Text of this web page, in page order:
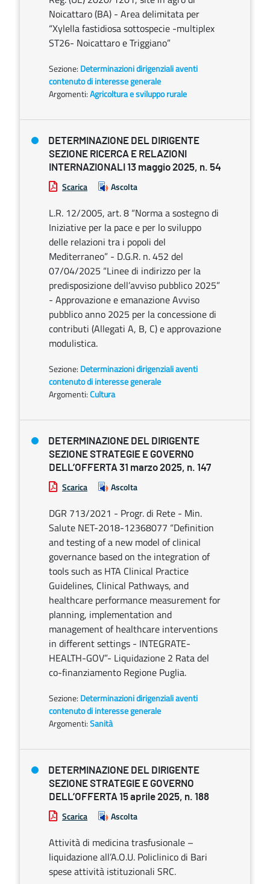
Noicattaro (BA) - Area delimitata per
“Xylella fastidiosa sottospecie -multiplex
ST26- Noicattaro e Triggiano”
Sezione: Determinazioni dirigenziali aventi
contenuto di interesse generale
Argomenti:Agricoltura e sviluppo rurale
DETERMINAZIONE DEL DIRIGENTE
SEZIONE RICERCA E RELAZIONI
INTERNAZIONALI 13 maggio 2025, n. 54
Scarica Ascolta
L.R. 12/2005, art. 8 “Norma a sostegno di
Iniziative per la pace e per lo sviluppo
delle relazioni tra i popoli del
Mediterraneo” - D.G.R. n. 452 del
07/04/2025 “Linee di indirizzo per la
predisposizione dell’avviso pubblico 2025”
- Approvazione e emanazione Avviso
pubblico anno 2025 per la concessione di
contributi (Allegati A, B, C) e approvazione
modulistica.
Sezione: Determinazioni dirigenziali aventi
contenuto di interesse generale
Argomenti:Cultura
DETERMINAZIONE DEL DIRIGENTE
SEZIONE STRATEGIE E GOVERNO
DELL’OFFERTA 31 marzo 2025, n. 147
Scarica Ascolta
DGR 713/2021 - Progr. di Rete - Min.
Salute NET-2018-12368077 “Definition
and testing of a new model of clinical
governance based on the integration of
tools such as HTA Clinical Practice
Guidelines, Clinical Pathways, and
healthcare performance measurement for
planning, implementation and
management of healthcare interventions
in different settings - INTEGRATE-
HEALTH-GOV”- Liquidazione 2 Rata del
co-finanziamento Regione Puglia.
Sezione: Determinazioni dirigenziali aventi
contenuto di interesse generale
Argomenti:Sanità
DETERMINAZIONE DEL DIRIGENTE
SEZIONE STRATEGIE E GOVERNO
DELL’OFFERTA 15 aprile 2025, n. 188
Scarica Ascolta
Attività di medicina trasfusionale –
liquidazione all’A.O.U. Policlinico di Bari
spese attività istituzionali SRC.